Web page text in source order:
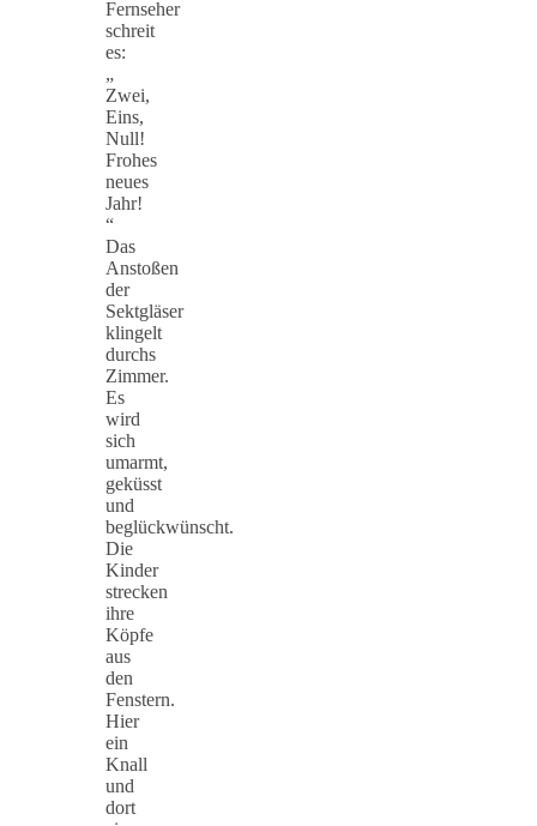
Fernseher
schreit
es:
„
Zwei,
Eins,
Null!
Frohes
neues
Jahr!
“
Das
Anstoßen
der
Sektgläser
klingelt
durchs
Zimmer.
Es
wird
sich
umarmt,
geküsst
und
beglückwünscht.
Die
Kinder
strecken
ihre
Köpfe
aus
den
Fenstern.
Hier
ein
Knall
und
dort